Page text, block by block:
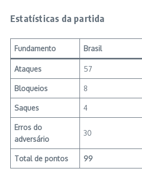
Estatísticas da partida
Fundamento Brasil
Ataques 57
Bloqueios 8
Saques 4
Erros do
adversário
30
Total de pontos 99